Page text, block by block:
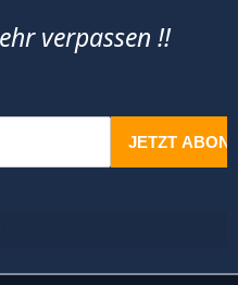
verpassen !!